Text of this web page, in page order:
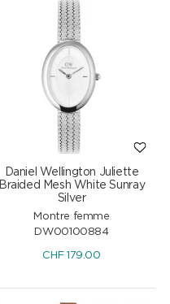
Daniel Wellington Juliette
Braided Mesh White Sunray
Silver
Montre femme
DW00100884
CHF 179.00